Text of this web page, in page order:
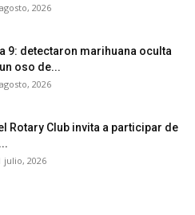
2026
9: detectaron marihuana oculta
oso de...
2026
Rotary Club invita a participar de
julio, 2026